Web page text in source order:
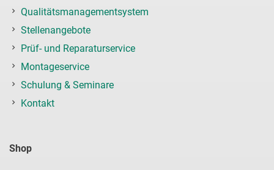
Qualitätsmanagementsystem
Stellenangebote
Prüf- und Reparaturservice
Montageservice
Schulung & Seminare
Kontakt
Shop